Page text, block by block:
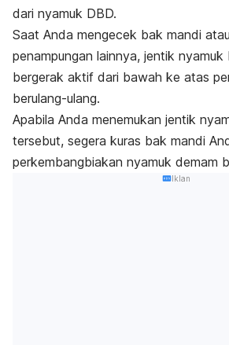
dari nyamuk DBD.
Saat Anda mengecek bak mandi
penampungan lainnya, jentik nyamuk
bergerak aktif dari bawah ke atas
berulang-ulang.
Apabila Anda menemukan jentik
tersebut, segera kuras bak mandi
perkembangbiakan nyamuk demam
Iklan